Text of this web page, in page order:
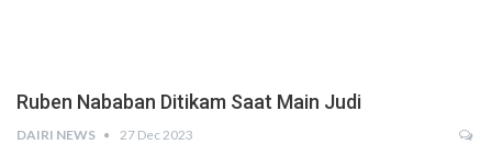
Ruben Nababan Ditikam Saat Main Judi
DAIRI NEWS 27 Dec 2023